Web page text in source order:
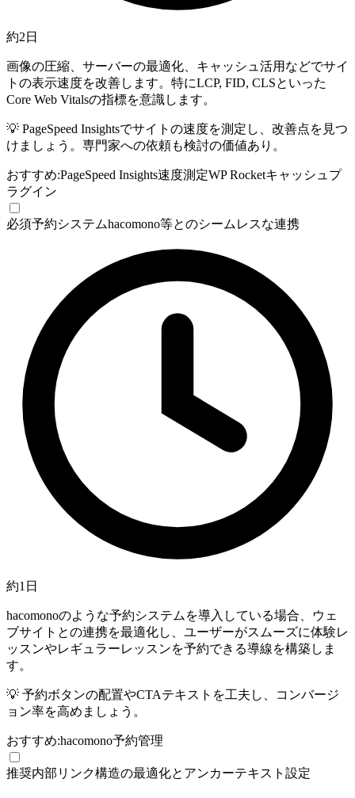
約2日
画像の圧縮、サーバーの最適化、キャッシュ活用などでサイ
トの表示速度を改善します。特にLCP, FID, CLSといった
Core Web Vitalsの指標を意識します。
💡 PageSpeed Insightsでサイトの速度を測定し、改善点を見つ
けましょう。専門家への依頼も検討の価値あり。
おすすめ:PageSpeed Insights速度測定WP Rocketキャッシュプ
ラグイン
必須予約システムhacomono等とのシームレスな連携
約1日
hacomonoのような予約システムを導入している場合、ウェ
ブサイトとの連携を最適化し、ユーザーがスムーズに体験レ
ッスンやレギュラーレッスンを予約できる導線を構築しま
す。
💡 予約ボタンの配置やCTAテキストを工夫し、コンバージ
ョン率を高めましょう。
おすすめ:hacomono予約管理
推奨内部リンク構造の最適化とアンカーテキスト設定